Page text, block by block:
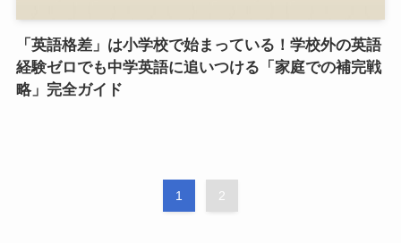
「英語格差」は小学校で始まっている！学校外の英語
経験ゼロでも中学英語に追いつける「家庭での補完戦
略」完全ガイド
1 2